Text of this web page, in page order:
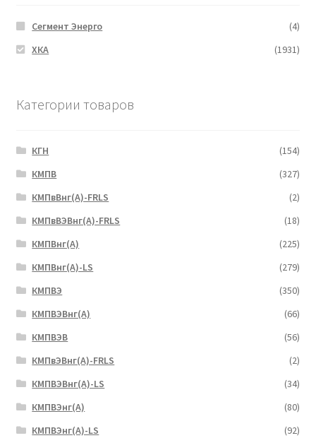
Сегмент Энерго
(4)
ХКА
(1931)
Категории товаров
КГН
(154)
КМПВ
(327)
КМПвВнг(А)-FRLS
(2)
КМПвВЭВнг(А)-FRLS
(18)
КМПВнг(А)
(225)
КМПВнг(А)-LS
(279)
КМПВЭ
(350)
КМПВЭBнг(А)
(66)
КМПВЭВ
(56)
КМПвЭВнг(А)-FRLS
(2)
КМПВЭВнг(А)-LS
(34)
КМПВЭнг(А)
(80)
КМПВЭнг(А)-LS
(92)